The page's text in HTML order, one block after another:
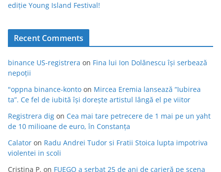
ediție Young Island Festival!
Recent Comments
binance US-registrera on Fina lui Ion Dolănescu își serbează
nepoții
"oppna binance-konto on Mircea Eremia lansează “Iubirea
ta”. Ce fel de iubită își dorește artistul lângă el pe viitor
Registrera dig on Cea mai tare petrecere de 1 mai pe un yaht
de 10 milioane de euro, în Constanța
Calator on Radu Andrei Tudor si Fratii Stoica lupta impotriva
violentei in scoli
Cristina P. on FUEGO a serbat 25 de ani de carieră pe scena